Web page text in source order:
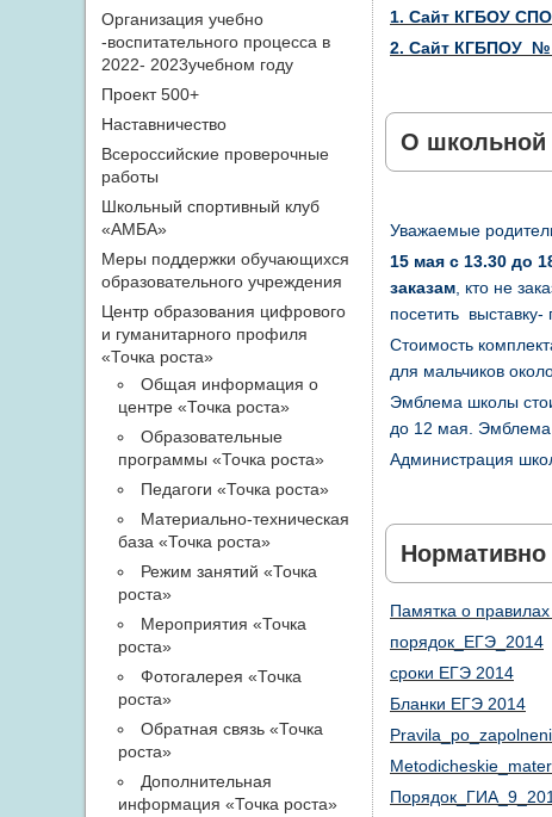
1. Сайт КГБОУ
2. Сайт КГБПОУ №
О школьной
Уважаемые
15 мая с 13.30 до
заказам , кто не
посетить выставку-
Стоимость
для мальчиков
Эмблема школы
до 12 мая. Эмблема
Администрация
Нормативно
Памятка о
порядок_ЕГЭ_2014
сроки ЕГЭ 2014
Бланки ЕГЭ 2014
Организация учебно
-воспитательного процесса в
2022- 2023учебном году
Проект 500+
Наставничество
Всероссийские проверочные
работы
Школьный спортивный клуб
«АМБА»
Меры поддержки обучающихся
образовательного учреждения
Центр образования цифрового
и гуманитарного профиля
«Точка роста»
Общая информация о
центре «Точка роста»
Образовательные
программы «Точка роста»
Педагоги «Точка роста»
Материально-техническая
база «Точка роста»
Режим занятий «Точка
роста»
Мероприятия «Точка
роста»
Фотогалерея «Точка
роста»
Обратная связь «Точка
роста»
Дополнительная
информация «Точка роста»